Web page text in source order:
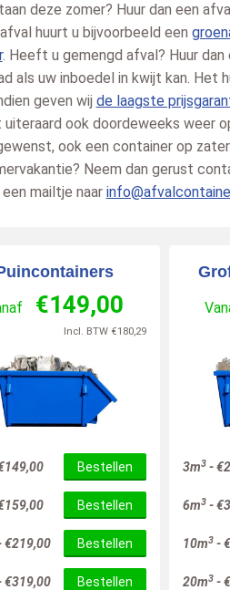
deze zomer? Huur dan een
huurt u bijvoorbeeld een
. Heeft u gemengd afval? Huur dan
als uw inboedel in kwijt kan. Het
geven wij de laagste
ook doordeweeks weer
ook een container op
Neem dan gerust
mailtje naar
€149,00
Incl. BTW €180,29
149,00 Bestellen
159,00 Bestellen
€219,00 Bestellen
€319,00 Bestellen
3m3-€
6m3-€
10m3-€
20m3-€